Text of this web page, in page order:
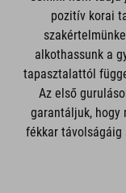
pozitív korai
alkothassunk a
tapasztalattól
Az első
garantáljuk, hogy
fékkar